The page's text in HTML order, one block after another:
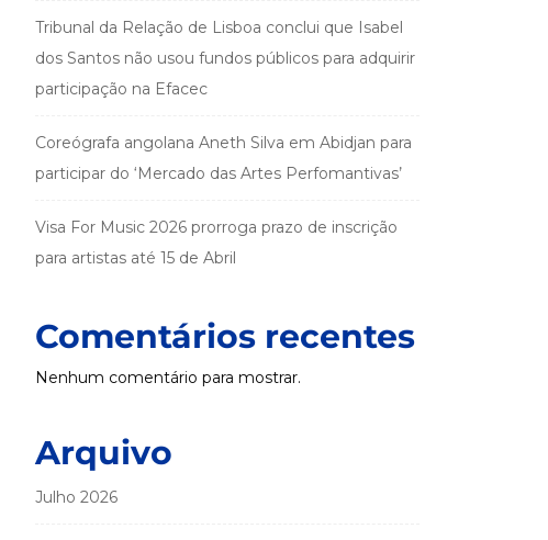
Tribunal da Relação de Lisboa conclui que Isabel
dos Santos não usou fundos públicos para adquirir
participação na Efacec
Coreógrafa angolana Aneth Silva em Abidjan para
participar do ‘Mercado das Artes Perfomantivas’
Visa For Music 2026 prorroga prazo de inscrição
para artistas até 15 de Abril
Comentários recentes
Nenhum comentário para mostrar.
Arquivo
Julho 2026